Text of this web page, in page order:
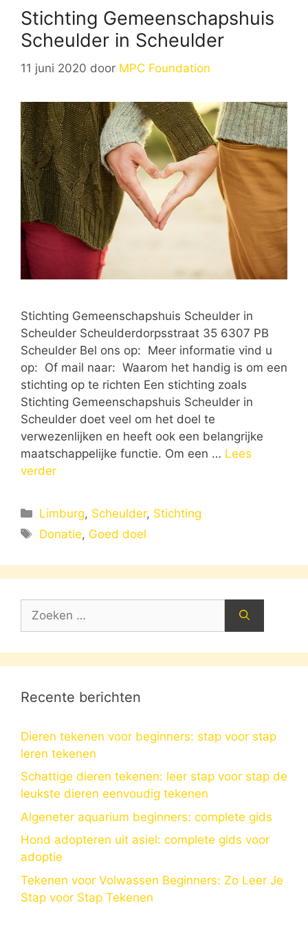
Stichting Gemeenschapshuis
Scheulder in Scheulder
11 juni 2020 door MPC Foundation
Stichting Gemeenschapshuis Scheulder in
Scheulder Scheulderdorpsstraat 35 6307 PB
Scheulder Bel ons op: Meer informatie vind u
op: Of mail naar: Waarom het handig is om een
stichting op te richten Een stichting zoals
Stichting Gemeenschapshuis Scheulder in
Scheulder doet veel om het doel te
verwezenlijken en heeft ook een belangrijke
maatschappelijke functie. Om een … Lees
verder
Categorieën
Limburg, Scheulder, Stichting
Tags
Donatie, Goed doel
naar:
Recente berichten
Dieren tekenen voor beginners: stap voor stap
leren tekenen
Schattige dieren tekenen: leer stap voor stap de
leukste dieren eenvoudig tekenen
Algeneter aquarium beginners: complete gids
Hond adopteren uit asiel: complete gids voor
adoptie
Tekenen voor Volwassen Beginners: Zo Leer Je
Stap voor Stap Tekenen